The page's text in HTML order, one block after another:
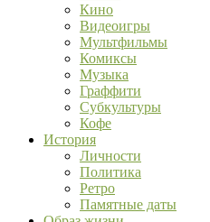
Кино
Видеоигры
Мультфильмы
Комиксы
Музыка
Граффити
Субкультуры
Кофе
История
Личности
Политика
Ретро
Памятные даты